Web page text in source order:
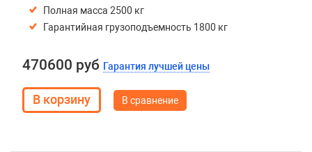
Полная масса 2500 кг
Гарантийная грузоподъемность 1800 кг
470600 руб Гарантия лучшей цены
В сравнение